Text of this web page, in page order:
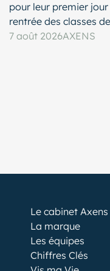
pour leur premier
rentrée des classes
7 août 2026AXENS
Le cabinet Axens
La marque
Les équipes
Chiffres Clés